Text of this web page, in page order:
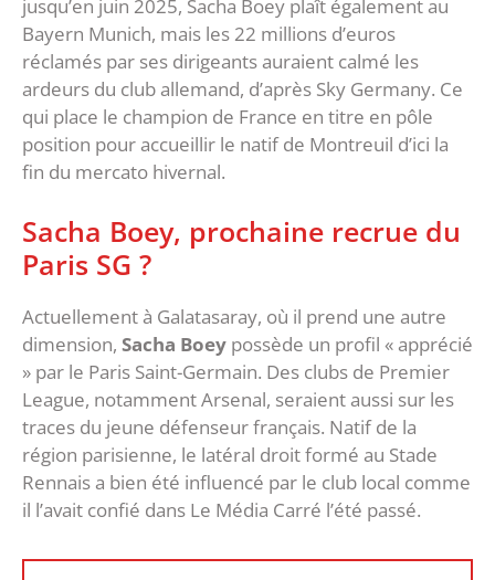
jusqu’en juin 2025, Sacha Boey plaît également au
Bayern Munich, mais les 22 millions d’euros
réclamés par ses dirigeants auraient calmé les
ardeurs du club allemand, d’après Sky Germany. Ce
qui place le champion de France en titre en pôle
position pour accueillir le natif de Montreuil d’ici la
fin du mercato hivernal.
Sacha Boey, prochaine recrue du
Paris SG ?
Actuellement à Galatasaray, où il prend une autre
dimension, Sacha Boey possède un profil « apprécié
» par le Paris Saint-Germain. Des clubs de Premier
League, notamment Arsenal, seraient aussi sur les
traces du jeune défenseur français. Natif de la
région parisienne, le latéral droit formé au Stade
Rennais a bien été influencé par le club local comme
il l’avait confié dans Le Média Carré l’été passé.